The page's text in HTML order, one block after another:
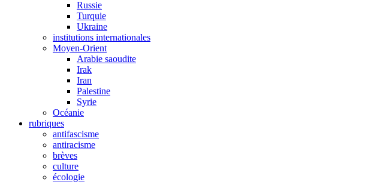
Russie
Turquie
Ukraine
institutions internationales
Moyen-Orient
Arabie saoudite
Irak
Iran
Palestine
Syrie
Océanie
rubriques
antifascisme
antiracisme
brèves
culture
écologie